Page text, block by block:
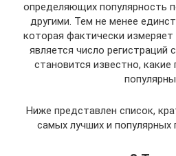
определяющих популярность
другими. Тем не менее
которая фактически
является число регистраций
становится известно,
Ниже представлен список,
самых лучших и популярных